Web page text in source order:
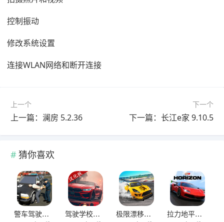
控制振动
修改系统设置
连接WLAN网络和断开连接
上一个
上一篇：澜房 5.2.36
下一个
下一篇：长江e家 9.10.5
猜你喜欢
警车驾驶模拟器官方正版 v2.6安卓版 驾驶学校模拟汉化版(Driving School sim) v13.4安卓版 极限漂移与氮气赛车手游 v0.0.45安卓版 拉力地平线汉化版 v2.5.10安卓版